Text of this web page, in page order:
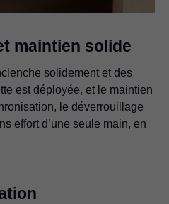
maintien solide
solidement et des
est déployée, et le maintien
le déverrouillage
effort d’une seule main, en